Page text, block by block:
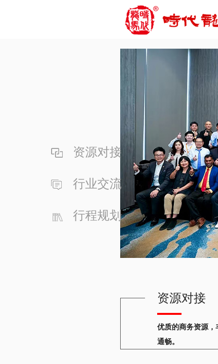
资源对接
行业交流
行程规划
资源对接
优质的商务资源
通畅。